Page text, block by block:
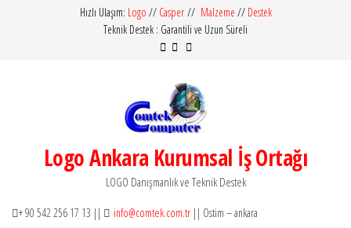
Hızlı Ulaşım: Logo // Casper// Malzeme // Destek
Teknik Destek : Garantili ve Uzun Süreli
Logo Ankara Kurumsal İş Ortağı
LOGO Danışmanlık ve Teknik Destek
+ 90 542 256 17 13 || info@comtek.com.tr || Ostim – ankara